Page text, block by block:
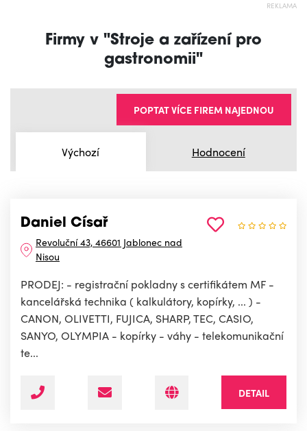
REKLAMA
Firmy v "Stroje a zařízení pro
gastronomii"
Výchozí Hodnocení
POPTAT VÍCE FIREM NAJEDNOU
Daniel Císař
Revoluční 43, 46601 Jablonec nad
Nisou
PRODEJ: - registrační pokladny s certifikátem MF -
kancelářská technika ( kalkulátory, kopírky, ... ) -
CANON, OLIVETTI, FUJICA, SHARP, TEC, CASIO,
SANYO, OLYMPIA - kopírky - váhy - telekomunikační
te...
DETAIL